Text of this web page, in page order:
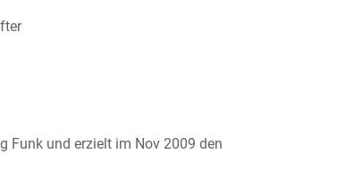
Funk und erzielt im Nov 2009 den